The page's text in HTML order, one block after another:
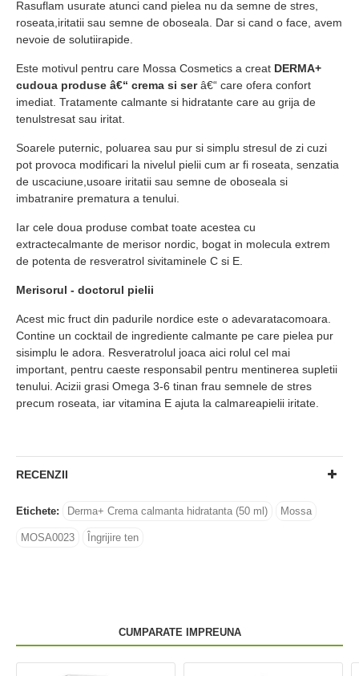
Rasuflam usurate atunci cand pielea nu da semne de stres,
roseata,iritatii sau semne de oboseala. Dar si cand o face, avem
nevoie de solutiirapide.
Este motivul pentru care Mossa Cosmetics a creat DERMA+
cudoua produse â€“ crema si serâ€“ care ofera confort
imediat. Tratamente calmante si hidratante care au grija de
tenulstresat sau iritat.
Soarele puternic, poluarea sau pur si simplu stresul de zi cuzi
pot provoca modificari la nivelul pielii cum ar fi roseata, senzatia
de uscaciune,usoare iritatii sau semne de oboseala si
imbatranire prematura a tenului.
Iar cele doua produse combat toate acestea cu
extractecalmante de merisor nordic, bogat in molecula extrem
de potenta de resveratrol sivitaminele C si E.
Merisorul - doctorul pielii
Acest mic fruct din padurile nordice este o adevaratacomoara.
Contine un cocktail de ingrediente calmante pe care pielea pur
sisimplu le adora. Resveratrolul joaca aici rolul cel mai
important, pentru caeste responsabil pentru mentinerea supletii
tenului. Acizii grasi Omega 3-6 tinan frau semnele de stres
precum roseata, iar vitamina E ajuta la calmareapielii iritate.
RECENZII
Etichete: Derma+ Crema calmanta hidratanta (50 ml) Mossa
MOSA0023 Îngrijire ten
CUMPARATE IMPREUNA